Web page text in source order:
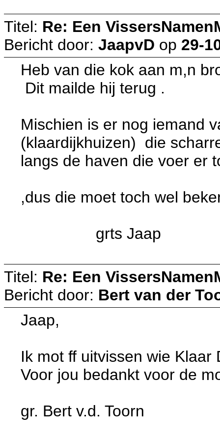
Titel: Re: Een
Bericht door: JaapvD op 29-
Heb van die kok aan m,n
Dit mailde hij terug .
Mischien is er nog iemand
(klaardijkhuizen) die
langs de haven die voer er
,dus die moet toch wel
grts Jaap
Titel: Re: Een
Bericht door: Bert van der
Jaap,
Ik mot ff uitvissen wie
Voor jou bedankt voor de
gr. Bert v.d. Toorn